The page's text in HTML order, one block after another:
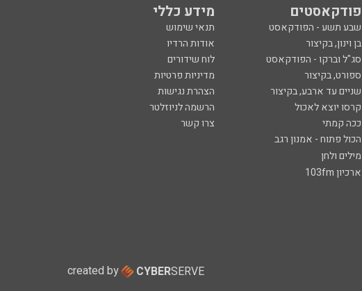
פודקאסטים מידע כללי
שבע תשע - הפודקאסט
תנאי שימוש
בן וינון, בקיצור
אודות הרדיו
סג"ל וברקו - הפודקאסט
לוח שידורים
ספורט, בקיצור
מדיניות פרטיות
שניים עד ארבע, בקיצור
הצהרת נגישות
קרסו יוצא לאכול
הרשמה לניוזלטר
ככה קמתי
צרו קשר
הכול פתוח - אמנון רגב
מילים ולחן
ארכיון 103fm
created by CYBERSERVE